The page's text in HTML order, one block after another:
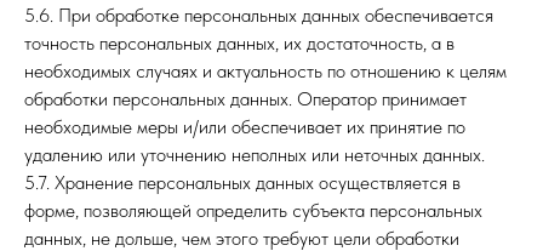
5.6. При обработке персональных данных обеспечивается
точность персональных данных, их достаточность, а в
необходимых случаях и актуальность по отношению к целям
обработки персональных данных. Оператор принимает
необходимые меры и/или обеспечивает их принятие по
удалению или уточнению неполных или неточных данных.
5.7. Хранение персональных данных осуществляется в
форме, позволяющей определить субъекта персональных
данных, не дольше, чем этого требуют цели обработки